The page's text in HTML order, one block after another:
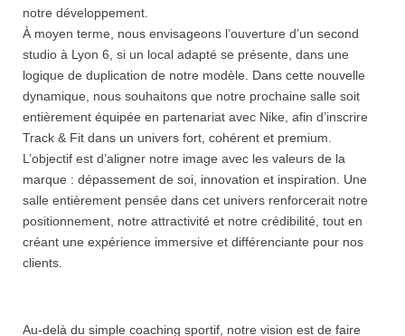
notre développement.
À moyen terme, nous envisageons l’ouverture d’un second
studio à Lyon 6, si un local adapté se présente, dans une
logique de duplication de notre modèle. Dans cette nouvelle
dynamique, nous souhaitons que notre prochaine salle soit
entièrement équipée en partenariat avec Nike, afin d’inscrire
Track & Fit dans un univers fort, cohérent et premium.
L’objectif est d’aligner notre image avec les valeurs de la
marque : dépassement de soi, innovation et inspiration. Une
salle entièrement pensée dans cet univers renforcerait notre
positionnement, notre attractivité et notre crédibilité, tout en
créant une expérience immersive et différenciante pour nos
clients.
Au-delà du simple coaching sportif, notre vision est de faire